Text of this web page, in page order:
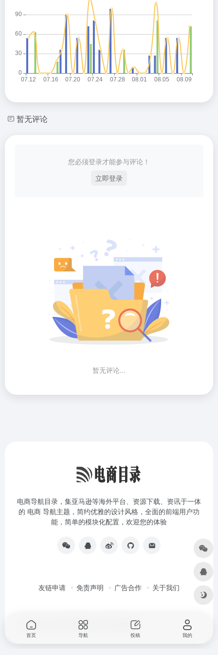
暂无评论
您必须登录才能参与评论！
立即登录
暂无评论...
电商导航目录，集亚马逊等海外平台、资源下载、资讯于一体
的 电商 导航主题，简约优雅的设计风格，全面的前端用户功
能，简单的模块化配置，欢迎您的体验
友链申请 免责声明 广告合作 关于我们
Copyright © 2026 电商目录amz亚马逊导航站
首页 导航 投稿 我的